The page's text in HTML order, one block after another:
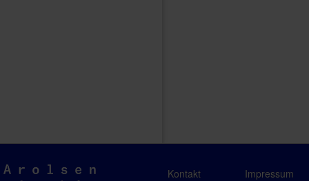
Arolsen
Kontakt Impressum